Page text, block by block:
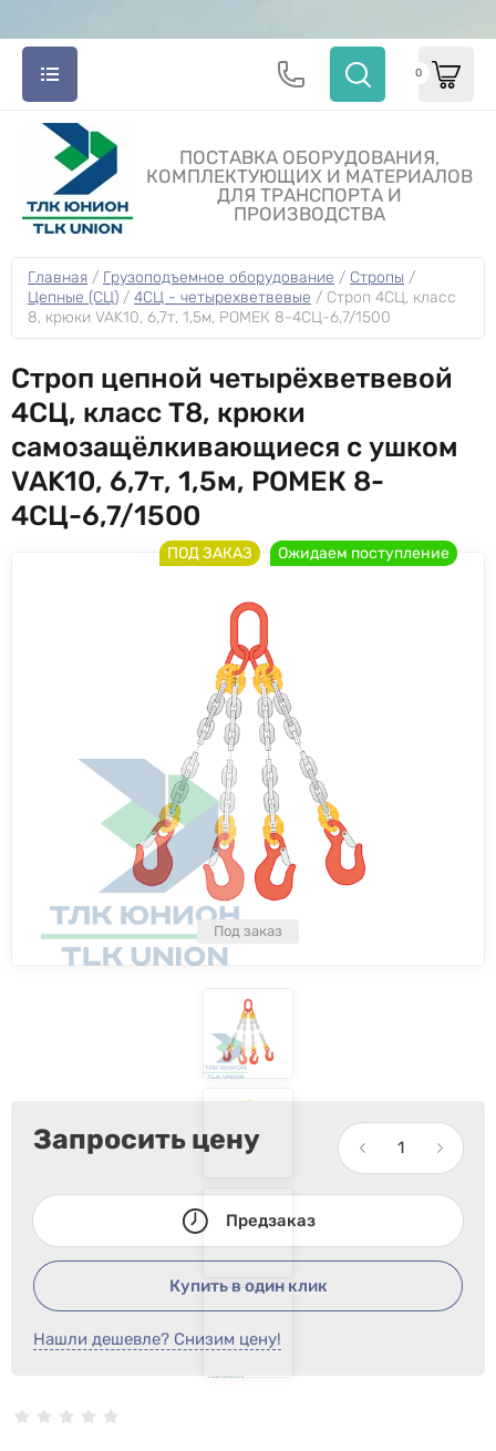
ПОСТАВКА ОБОРУДОВАНИЯ,
КОМПЛЕКТУЮЩИХ И МАТЕРИАЛОВ
ДЛЯ ТРАНСПОРТА И
ПРОИЗВОДСТВА
0
Главная / Грузоподъемное оборудование / Стропы
Цепные (СЦ) / 4СЦ - четырехветвевые / Строп 4СЦ, класс
8, крюки VAK10, 6,7т, 1,5м, РОМЕК 8-4СЦ-6,7/1500
Строп цепной четырёхветвевой
4СЦ, класс Т8, крюки
самозащёлкивающиеся с ушком
VAK10, 6,7т, 1,5м, РОМЕК 8-
4СЦ-6,7/1500
Под заказ
ПОД ЗАКАЗ Ожидаем поступление
Запросить цену
Предзаказ
Купить в один клик
Нашли дешевле? Снизим цену!